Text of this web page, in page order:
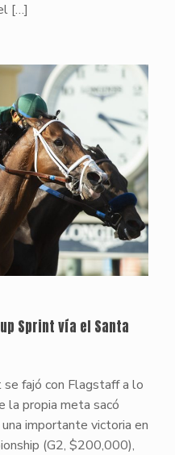
[…]
Sprint vía el Santa
fajó con Flagstaff a lo
la propia meta sacó
importante victoria en
(G2, $200,000),